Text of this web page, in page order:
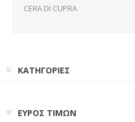
CERA DI CUPRA
ΚΑΤΗΓΟΡΙΕΣ
ΕΥΡΟΣ ΤΙΜΩΝ